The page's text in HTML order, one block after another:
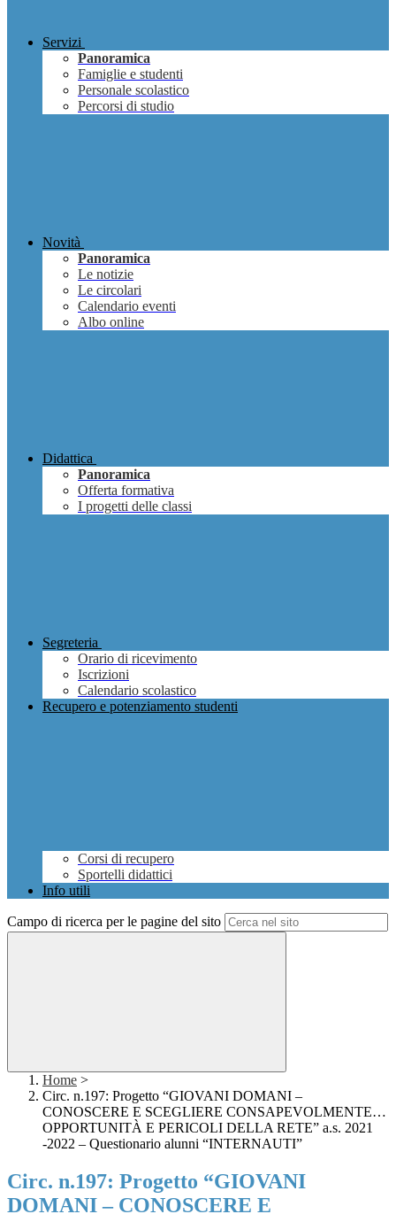
Servizi
Panoramica
Famiglie e studenti
Personale scolastico
Percorsi di studio
Novità
Panoramica
Le notizie
Le circolari
Calendario eventi
Albo online
Didattica
Panoramica
Offerta formativa
I progetti delle classi
Segreteria
Orario di ricevimento
Iscrizioni
Calendario scolastico
Recupero e potenziamento studenti
Corsi di recupero
Sportelli didattici
Info utili
Campo di ricerca per le pagine del sito
Home >
Circ. n.197: Progetto “GIOVANI DOMANI –
CONOSCERE E SCEGLIERE CONSAPEVOLMENTE…
OPPORTUNITÀ E PERICOLI DELLA RETE” a.s. 2021
-2022 – Questionario alunni “INTERNAUTI”
Circ. n.197: Progetto “GIOVANI
DOMANI – CONOSCERE E